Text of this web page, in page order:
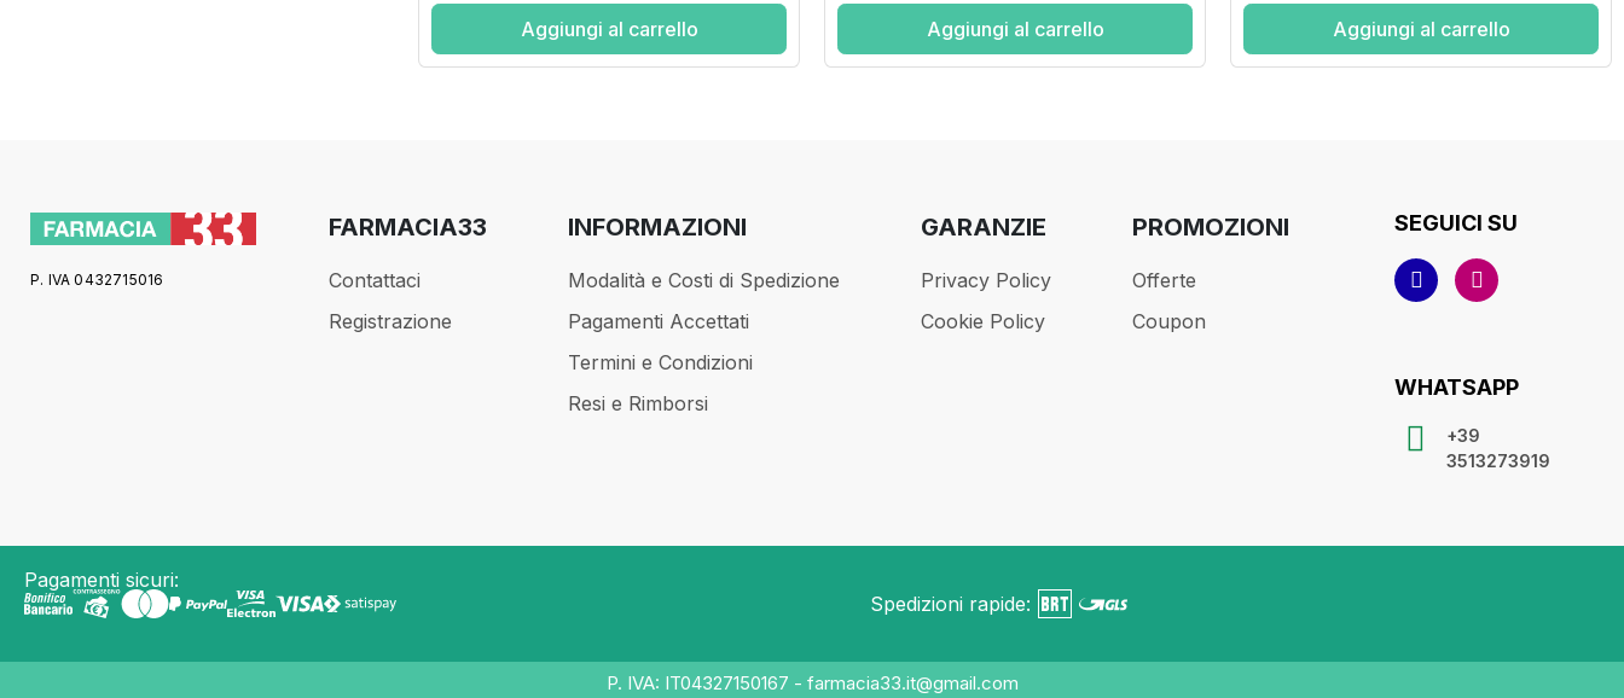
Aggiungi al carrello Aggiungi al carrello Aggiungi al carrello
P. IVA 0432715016
FARMACIA33
Contattaci
Registrazione
INFORMAZIONI
Modalità e Costi di Spedizione
Pagamenti Accettati
Termini e Condizioni
Resi e Rimborsi
GARANZIE
Privacy Policy
Cookie Policy
PROMOZIONI
Offerte
Coupon
SEGUICI SU
WHATSAPP
+39
3513273919
Pagamenti sicuri:
Spedizioni rapide:
P. IVA: IT04327150167 - farmacia33.it@gmail.com